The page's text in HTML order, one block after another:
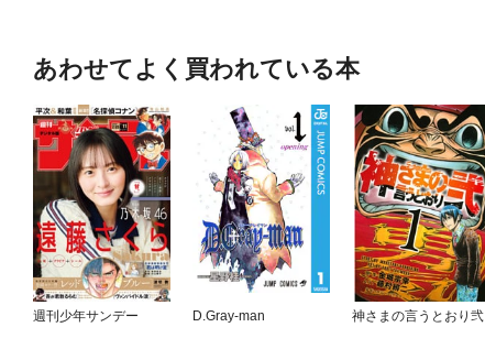
あわせてよく買われている本
週刊少年サンデー D.Gray-man 神さまの言うとおり弐